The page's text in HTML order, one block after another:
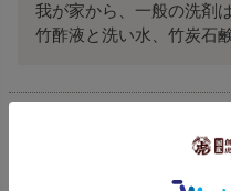
我が家から、一般の洗剤
竹酢液と洗い水、竹炭石